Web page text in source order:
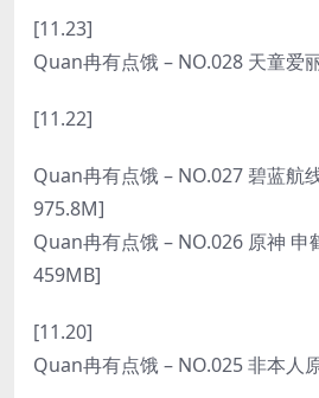
[11.23]
Quan冉有点饿 – NO.028 天童爱
[11.22]
Quan冉有点饿 – NO.027 碧蓝航
975.8M]
Quan冉有点饿 – NO.026 原神 申
459MB]
[11.20]
Quan冉有点饿 – NO.025 非本人